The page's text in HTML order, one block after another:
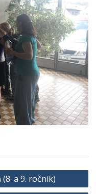
a 9. ročník)